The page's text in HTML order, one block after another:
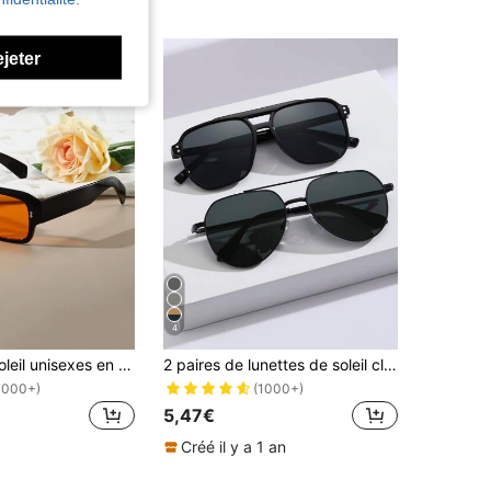
Lunettes de soleil unisexes en plastique avec cadre rectangulaire vintage, décoration classique à la mode pour les vacances à la plage, à l'extérieur et en voyage. Lunettes de soleil avec protection UV. Accessoires de plage, lunettes de soleil, lunettes de soleil, lunettes de soleil pour la Saint-Valentin, la Saint-Valentin, l'été, les vacances à la plage, l'extérieur, les voyages
4
2 paires de lunettes de soleil classiques à monture en plastique pour hommes, style aviateur. Intemporel, protection UV, convient pour les vacances tropicales à la plage, la conduite, le camping. Design bohème élégant, idéal pour les vacances d'été à la plage, les activités de plein air et les voyages.
(1000+)
5,47€
Créé il y a 1 an